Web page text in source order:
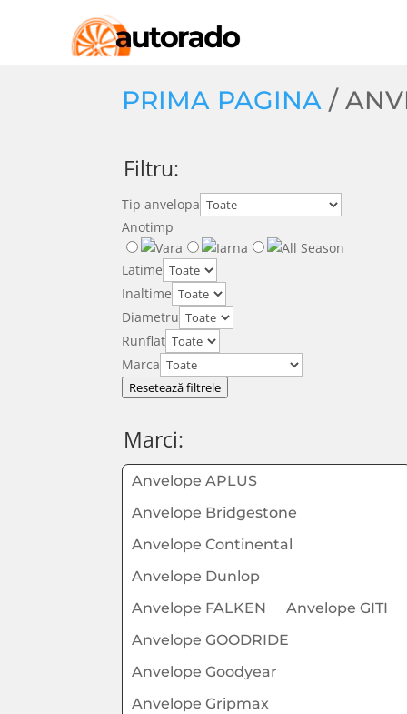
PRIMA PAGINA /
Filtru:
Tip anvelopa
Anotimp
Latime
Inaltime
Diametru
Runflat
Marca
Resetează filtrele
Marci:
Anvelope APLUS
Anvelope Bridgestone
Anvelope Continental
Anvelope Dunlop
Anvelope FALKEN
Anvelope GITI
Anvelope GOODRIDE
Anvelope Goodyear
Anvelope Gripmax